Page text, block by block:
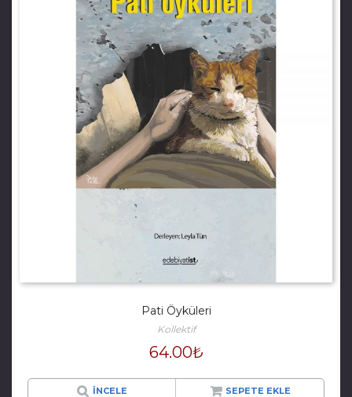
Pati Öyküleri
Kollektif
64.00₺
İNCELE SEPETE EKLE